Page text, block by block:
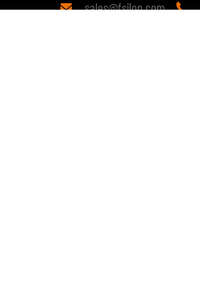
 sales@fsilon.com 